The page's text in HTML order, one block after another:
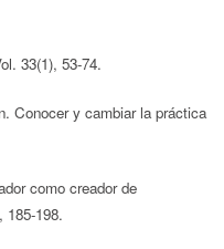
33(1), 53-74.
Conocer y cambiar la práctica
como creador de
185-198.